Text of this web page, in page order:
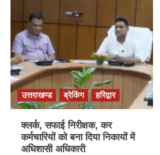
उत्तराखण्ड ब्रेकिंग हरिद्वार
क्लर्क, सफाई निरीक्षक, कर
कर्मचारियों को बना दिया निकायों में
अधिशासी अधिकारी